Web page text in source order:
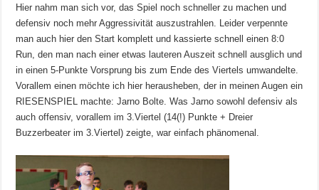
Hier nahm man sich vor, das Spiel noch schneller zu machen und
defensiv noch mehr Aggressivität auszustrahlen. Leider verpennte
man auch hier den Start komplett und kassierte schnell einen 8:0
Run, den man nach einer etwas lauteren Auszeit schnell ausglich und
in einen 5-Punkte Vorsprung bis zum Ende des Viertels umwandelte.
Vorallem einen möchte ich hier herausheben, der in meinen Augen ein
RIESENSPIEL machte: Jarno Bolte. Was Jarno sowohl defensiv als
auch offensiv, vorallem im 3.Viertel (14(!) Punkte + Dreier
Buzzerbeater im 3.Viertel) zeigte, war einfach phänomenal.